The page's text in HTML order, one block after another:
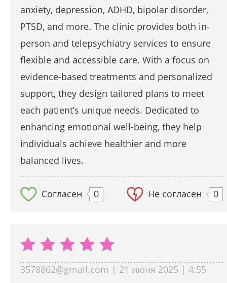
anxiety, depression, ADHD, bipolar disorder,
PTSD, and more. The clinic provides both in-
person and telepsychiatry services to ensure
flexible and accessible care. With a focus on
evidence-based treatments and personalized
support, they design tailored plans to meet
each patient’s unique needs. Dedicated to
enhancing emotional well-being, they help
individuals achieve healthier and more
balanced lives.
Согласен 0 Не согласен 0
3578862@gmail.com | 21 июня 2025 | 4:55